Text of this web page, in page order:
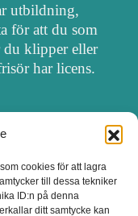
cookies för att lagra
till dessa tekniker
ID:n på denna
ditt samtycke kan
utbildning,
för att du som
klipper eller
har licens.